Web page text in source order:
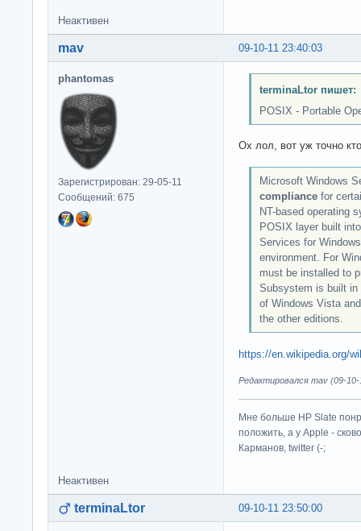
Неактивен
09-10-11 23:40:03
mav
phantomas
Зарегистрирован: 29-05-11
Сообщений: 675
terminaLtor пишет:
POSIX - Portable
Ох лол, вот уж точно
Microsoft Windows
compliancefor
NT-based operating
POSIX layer built
Services for
environment. For
must be installed to
Subsystem is built in
of Windows Vista
the other editions.
https://en.wikipedia.org/
Редактировался mav (09-10-
Мне больше HP Slate
положить, а у Apple -
Карманов, twitter (-;
Неактивен
09-10-11 23:50:00
terminaLtor